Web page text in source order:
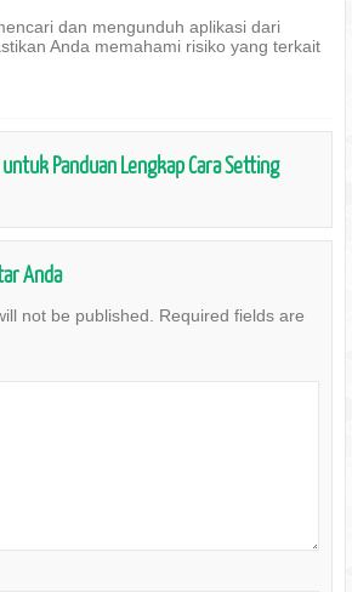
dan mengunduh aplikasi dari
Anda memahami risiko yang terkait
Panduan Lengkap Cara Setting
Anda
not be published.
Required fields are